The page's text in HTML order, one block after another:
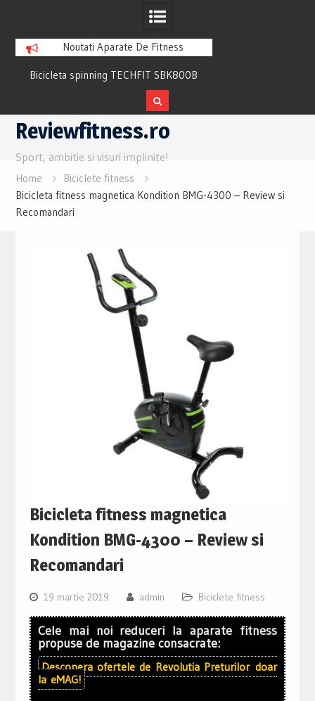
Noutati Aparate De Fitness
Bicicleta spinning TECHFIT SBK800B
Review si Pareri utile
Skip
content
Reviewfitness.ro
Sport, ambitie si visuri implinite!
Home
Biciclete fitness
Bicicleta fitness magnetica Kondition BMG-4300 – Review si
Recomandari
Bicicleta fitness magnetica
Kondition BMG-4300 – Review si
Recomandari
19 martie 2019 admin Biciclete fitness
Cele mai noi reduceri la aparate fitness
propuse de magazine consacrate:
Descopera ofertele de Revolutia Preturilor doar
la eMAG!